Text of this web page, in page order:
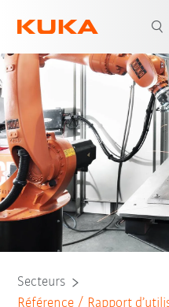
Tous les
Secteurs
Référence / Rapport